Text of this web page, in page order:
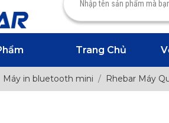
Trang Chủ
Máy in bluetooth mini Rhebar Máy